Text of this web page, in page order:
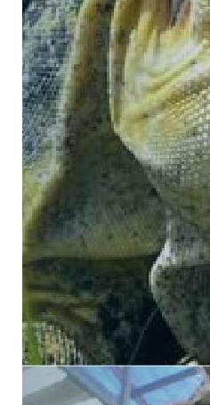
ejemplares.